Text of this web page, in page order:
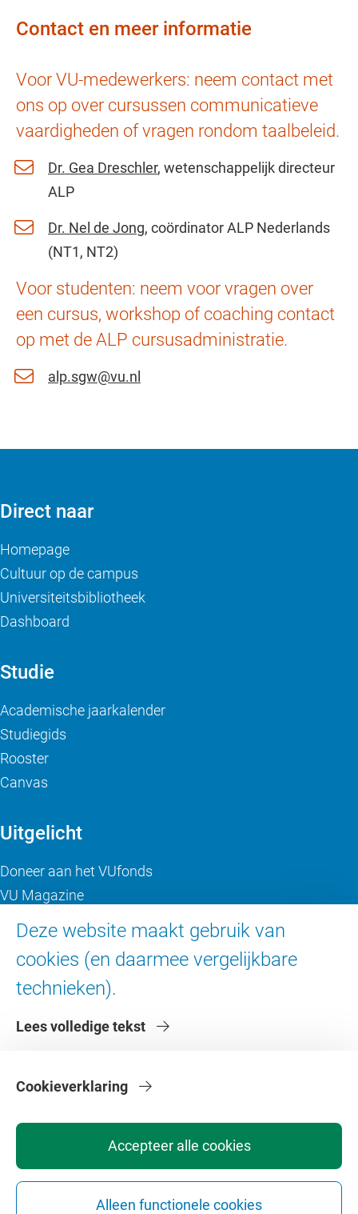
Contact en meer informatie
Voor VU-medewerkers: neem contact met
ons op over cursussen communicatieve
vaardigheden of vragen rondom taalbeleid.
Dr. Gea Dreschler, wetenschappelijk directeur
ALP
Dr. Nel de Jong, coördinator ALP Nederlands
(NT1, NT2)
Voor studenten: neem voor vragen over
een cursus, workshop of coaching contact
op met de ALP cursusadministratie.
alp.sgw@vu.nl
Deze website maakt gebruik van
cookies (en daarmee vergelijkbare
technieken).
Lees volledige tekst
Accepteer alle cookies
Alleen functionele cookies
Cookieverklaring
Direct naar
Homepage
Cultuur op de campus
Universiteitsbibliotheek
Dashboard
Studie
Academische jaarkalender
Studiegids
Rooster
Canvas
Uitgelicht
Doneer aan het VUfonds
VU Magazine
Over de VU
Contact en route
Faculteiten